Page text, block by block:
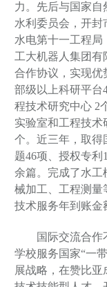
力。先后与国家
水利委员会，开封
水电第十一工程局
工大机器人集团有
合作协议，实现优
部级以上科研平台
程技术研究中心 2
实验室和工程技术
个。近三年，取得
题46项、授权专利
余篇。完成了水工
械加工、工程测量
技术服务年到账金
国际交流合作
学校服务国家“一
展战略，在赞比